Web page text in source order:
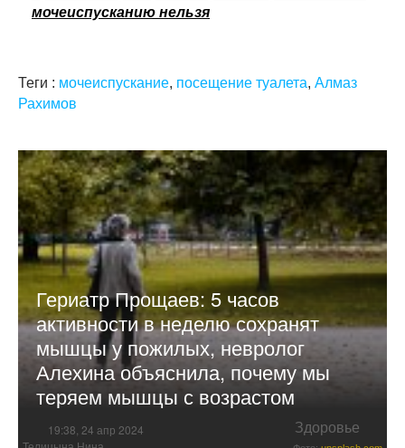
мочеиспусканию нельзя
Теги : мочеиспускание, посещение туалета, Алмаз
Рахимов
Гериатр Прощаев: 5 часов
активности в неделю сохранят
мышцы у пожилых, невролог
Алехина объяснила, почему мы
теряем мышцы с возрастом
19:38, 24 апр 2024 Здоровье